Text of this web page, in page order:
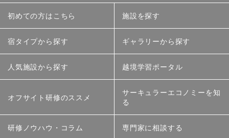
初めての方はこちら 施設を探す
宿タイプから探す ギャラリーから探す
人気施設から探す 越境学習ポータル
オフサイト研修のススメ
サーキュラーエコノミーを知
る
研修ノウハウ・コラム 専門家に相談する